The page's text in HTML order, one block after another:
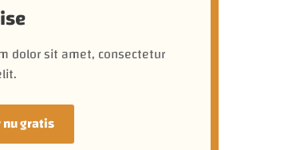
dolor sit amet, consectetur
gratis